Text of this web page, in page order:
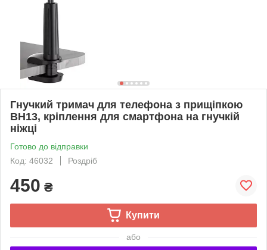
Гнучкий тримач для телефона з прищіпкою
BH13, кріплення для смартфона на гнучкій
ніжці
Готово до відправки
Код: 46032
Роздріб
450 ₴
Купити
або